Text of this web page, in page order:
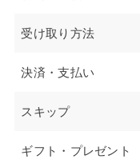
受け取り方法
決済・支払い
スキップ
ギフト・プレゼント